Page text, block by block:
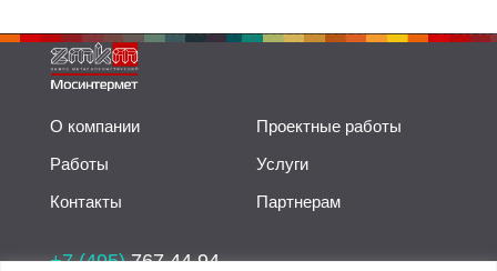
О компании
Проектные работы
Работы
Услуги
Контакты
Партнерам
+7 (495)767 44 94